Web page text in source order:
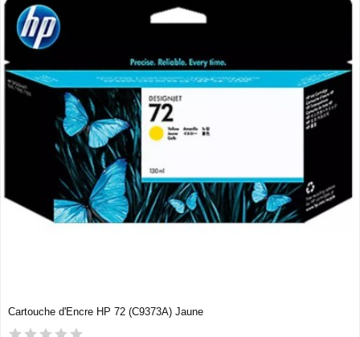
Cartouche d'Encre HP 72 (C9373A) Jaune